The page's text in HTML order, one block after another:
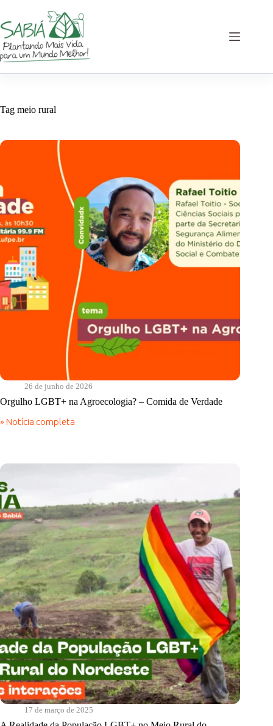
o
conteúdo
Tag meio rural
26 de junho de 2026
Orgulho LGBT+ na Agroecologia? – Comida de Verdade
» Notícia completa
Orgulho
–
de
Verdade
17 de março de 2025